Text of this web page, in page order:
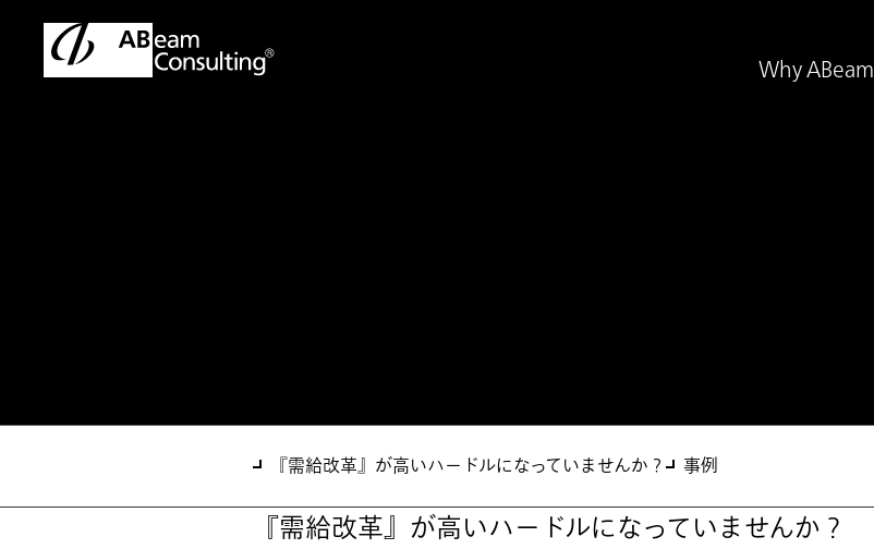
Why ABeam
『需給改革』が高いハードルになっていませんか？ 事例
『需給改革』が高いハードルになっていませんか？